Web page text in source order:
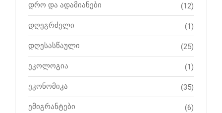
დრო და ადამიანები (12)
დღეგრძელი (1)
დღესასწაული (25)
ეკოლოგია (1)
ეკონომიკა (35)
ემიგრანტები (6)